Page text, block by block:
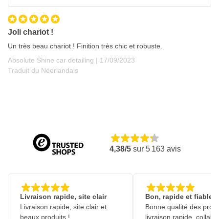
Joli chariot !
Un très beau chariot ! Finition très chic et robuste.
Absolute Shine car detailing | 17 septembre 2023
17/09/2023
Traduit du Néerlandais
4,38/5 sur 5 163 avis
Livraison rapide, site clair
Livraison rapide, site clair et
beaux produits !
Bon, rapide et fiable
Bonne qualité des
livraison rapide,